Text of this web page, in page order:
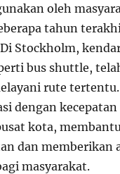
oleh
tahun
Stockholm,
bus shuttle,
rute
dengan
kota,
dan memberikan
masyarakat.